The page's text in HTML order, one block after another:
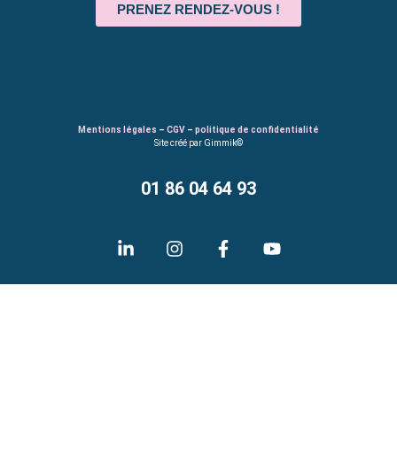
PRENEZ RENDEZ-VOUS !
Mentions légales – CGV – politique de confidentialité
Site créé par Gimmik©
01 86 04 64 93